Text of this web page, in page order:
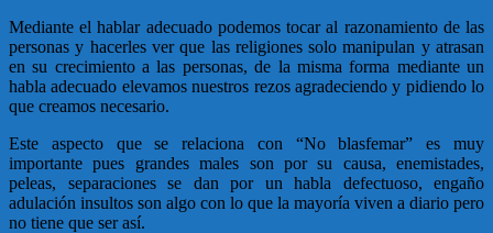
Mediante el hablar adecuado podemos tocar al razonamiento de las
personas y hacerles ver que las religiones solo manipulan y atrasan
en su crecimiento a las personas, de la misma forma mediante un
habla adecuado elevamos nuestros rezos agradeciendo y pidiendo lo
que creamos necesario.
Este aspecto que se relaciona con “No blasfemar” es muy
importante pues grandes males son por su causa, enemistades,
peleas, separaciones se dan por un habla defectuoso, engaño
adulación insultos son algo con lo que la mayoría viven a diario pero
no tiene que ser así.